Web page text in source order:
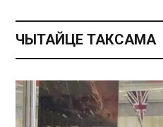
ЧЫТАЙЦЕ ТАКСАМА